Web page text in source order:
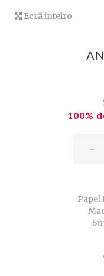
Ecrã inteiro
100%
-
Papel